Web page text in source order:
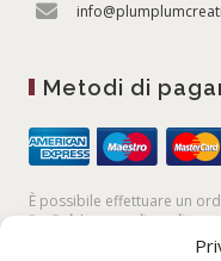
Metodi di
È possibile effettuare un
PayPal,lacarta di credito,